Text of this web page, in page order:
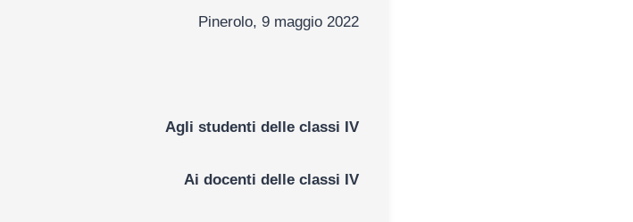
Pinerolo, 9 maggio 2022
Agli studenti delle classi IV
Ai docenti delle classi IV